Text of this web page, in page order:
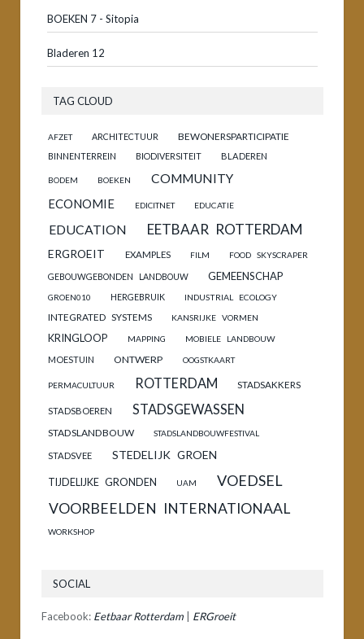
BOEKEN 7 - Sitopia
Bladeren 12
TAG CLOUD
AFZET ARCHITECTUUR BEWONERSPARTICIPATIE
BINNENTERREIN BIODIVERSITEIT BLADEREN
BODEM BOEKEN
COMMUNITY
ECONOMIE
EDICITNET EDUCATIE
EDUCATION EETBAAR ROTTERDAM
ERGROEIT EXAMPLES FILM FOOD SKYSCRAPER
GEBOUWGEBONDEN LANDBOUW GEMEENSCHAP
GROEN010 HERGEBRUIK INDUSTRIAL ECOLOGY
INTEGRATED SYSTEMS KANSRIJKE VORMEN
KRINGLOOP MAPPING MOBIELE LANDBOUW
MOESTUIN ONTWERP OOGSTKAART
PERMACULTUUR ROTTERDAM STADSAKKERS
STADSBOEREN STADSGEWASSEN
STADSLANDBOUW STADSLANDBOUWFESTIVAL
STADSVEE STEDELIJK GROEN
TIJDELIJKE GRONDEN UAM VOEDSEL
VOORBEELDEN INTERNATIONAAL
WORKSHOP
SOCIAL
Facebook: Eetbaar Rotterdam ERGroeit